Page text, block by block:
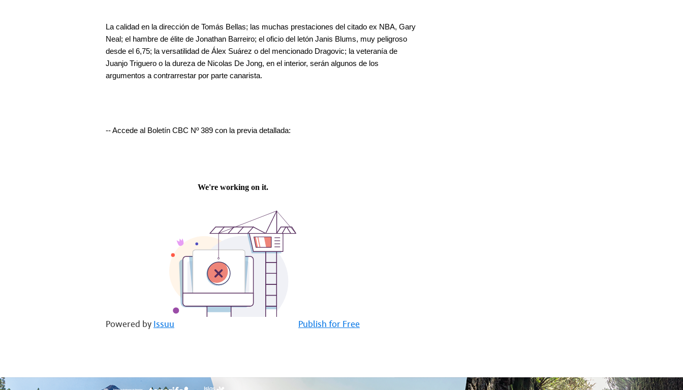
La calidad en la dirección de Tomás Bellas; las muchas prestaciones del citado ex NBA, Gary
Neal; el hambre de élite de Jonathan Barreiro; el oficio del letón Janis Blums, muy peligroso
desde el 6,75; la versatilidad de Álex Suárez o del mencionado Dragovic; la veteranía de
Juanjo Triguero o la dureza de Nicolas De Jong, en el interior, serán algunos de los
argumentos a contrarrestar por parte canarista.
-- Accede al Boletín CBC Nº 389 con la previa detallada:
Powered byIssuu Publish for Free